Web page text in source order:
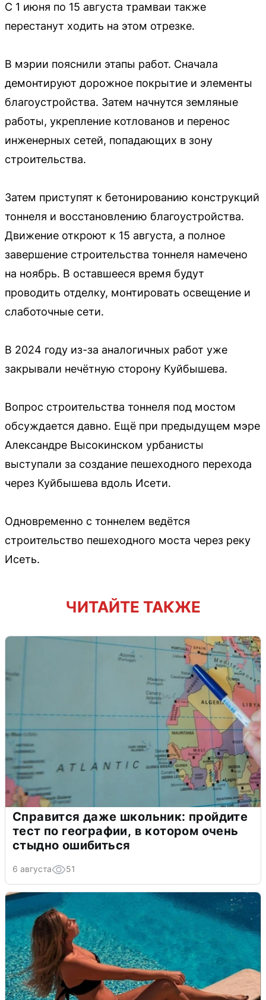
С 1 июня по 15 августа трамваи также
перестанут ходить на этом отрезке.
В мэрии пояснили этапы работ. Сначала
демонтируют дорожное покрытие и элементы
благоустройства. Затем начнутся земляные
работы, укрепление котлованов и перенос
инженерных сетей, попадающих в зону
строительства.
Затем приступят к бетонированию конструкций
тоннеля и восстановлению благоустройства.
Движение откроют к 15 августа, а полное
завершение строительства тоннеля намечено
на ноябрь. В оставшееся время будут
проводить отделку, монтировать освещение и
слаботочные сети.
В 2024 году из-за аналогичных работ уже
закрывали нечётную сторону Куйбышева.
Вопрос строительства тоннеля под мостом
обсуждается давно. Ещё при предыдущем мэре
Александре Высокинском урбанисты
выступали за создание пешеходного перехода
через Куйбышева вдоль Исети.
Одновременно с тоннелем ведётся
строительство пешеходного моста через реку
Исеть.
ЧИТАЙТЕ ТАКЖЕ
Справится даже школьник: пройдите
тест по географии, в котором очень
стыдно ошибиться
6 августа 51